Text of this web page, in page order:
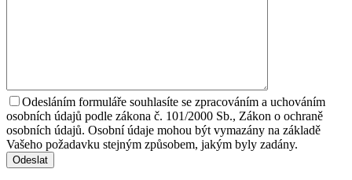
Odesláním formuláře souhlasíte se zpracováním a uchováním
osobních údajů podle zákona č. 101/2000 Sb., Zákon o ochraně
osobních údajů. Osobní údaje mohou být vymazány na základě
Vašeho požadavku stejným způsobem, jakým byly zadány.